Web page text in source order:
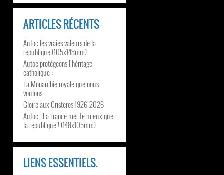
ARTICLES RÉCENTS
Autoc les vraies valeurs de la
république (105x148mm)
Autoc protégeons l’héritage
catholique :
La Monarchie royale que nous
voulons.
Gloire aux Cristeros 1926-2026
Autoc : La France mérite mieux que
la république ! (148x105mm)
LIENS ESSENTIELS.